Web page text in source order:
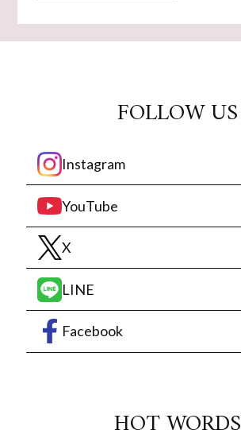
FOLLOW US
Instagram
YouTube
X
LINE
Facebook
HOT WORDS